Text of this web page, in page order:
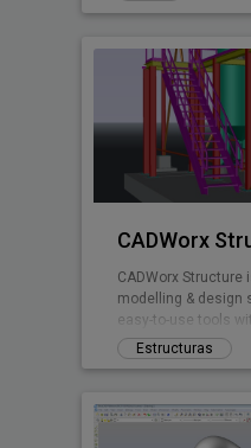
CADWorx Structure
modelling & design
easy-to-use tools
designer and
Estructuras